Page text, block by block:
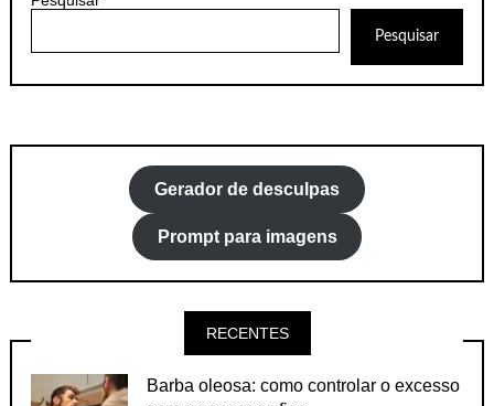
Pesquisar
Gerador de desculpas
Prompt para imagens
RECENTES
Barba oleosa: como controlar o excesso